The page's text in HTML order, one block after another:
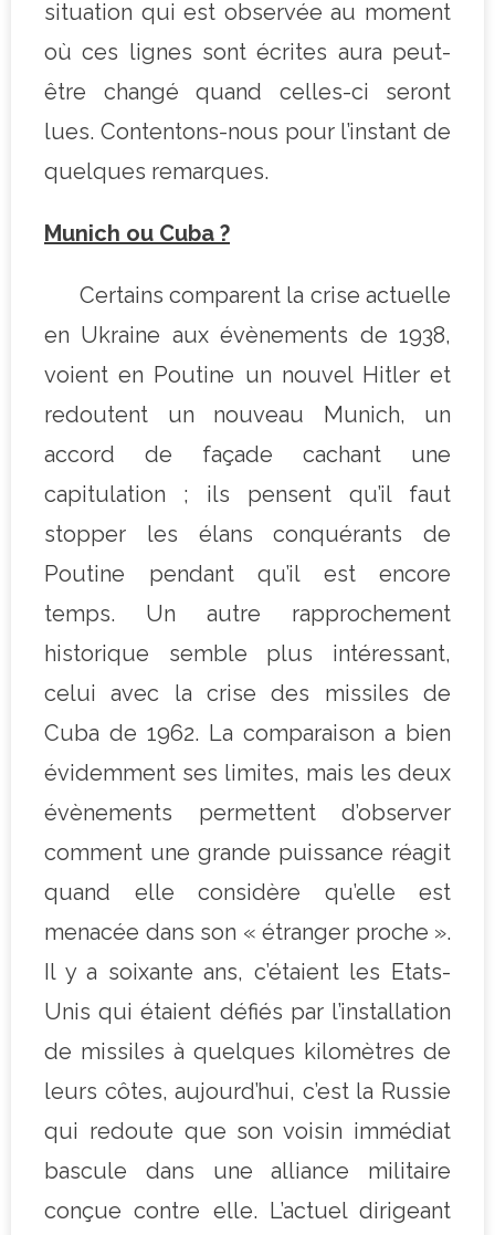
situation qui est observée au moment
où ces lignes sont écrites aura peut-
être changé quand celles-ci seront
lues. Contentons-nous pour l’instant de
quelques remarques.
Munich ou Cuba ?
Certains comparent la crise actuelle
en Ukraine aux évènements de 1938,
voient en Poutine un nouvel Hitler et
redoutent un nouveau Munich, un
accord de façade cachant une
capitulation ; ils pensent qu’il faut
stopper les élans conquérants de
Poutine pendant qu’il est encore
temps. Un autre rapprochement
historique semble plus intéressant,
celui avec la crise des missiles de
Cuba de 1962. La comparaison a bien
évidemment ses limites, mais les deux
évènements permettent d’observer
comment une grande puissance réagit
quand elle considère qu’elle est
menacée dans son « étranger proche ».
Il y a soixante ans, c’étaient les Etats-
Unis qui étaient défiés par l’installation
de missiles à quelques kilomètres de
leurs côtes, aujourd’hui, c’est la Russie
qui redoute que son voisin immédiat
bascule dans une alliance militaire
conçue contre elle. L’actuel dirigeant